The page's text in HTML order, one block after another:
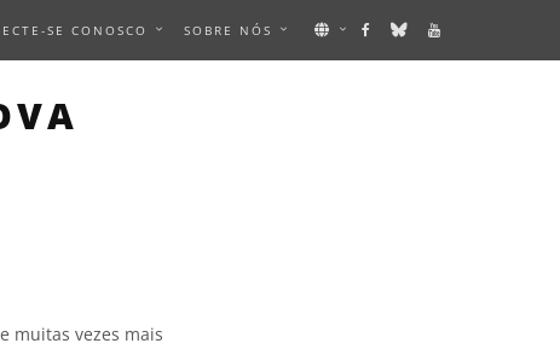
SE CONOSCO SOBRE NÓS
muitas vezes mais